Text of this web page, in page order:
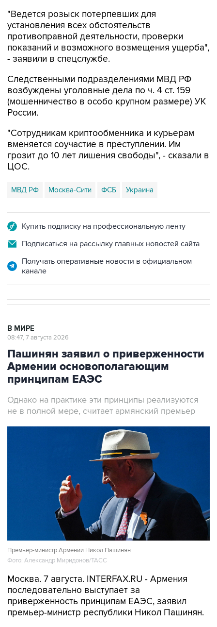
"Ведется розыск потерпевших для
установления всех обстоятельств
противоправной деятельности, проверки
показаний и возможного возмещения ущерба",
- заявили в спецслужбе.
Следственными подразделениями МВД РФ
возбуждены уголовные дела по ч. 4 ст. 159
(мошенничество в особо крупном размере) УК
России.
"Сотрудникам криптообменника и курьерам
вменяется соучастие в преступлении. Им
грозит до 10 лет лишения свободы", - сказали в
ЦОС.
МВД РФ Москва-Сити ФСБ Украина
Купить подписку на профессиональную ленту
Подписаться на рассылку главных новостей сайта
Получать оперативные новости в официальном
канале
В МИРЕ
08:47, 7 августа 2026
Пашинян заявил о приверженности
Армении основополагающим
принципам ЕАЭС
Однако на практике эти принципы реализуются
не в полной мере, считает армянский премьер
Премьер-министр Армении Никол Пашинян
Фото: Александр Миридонов/ТАСС
Москва. 7 августа. INTERFAX.RU - Армения
последовательно выступает за
приверженность принципам ЕАЭС, заявил
премьер-министр республики Никол Пашинян.